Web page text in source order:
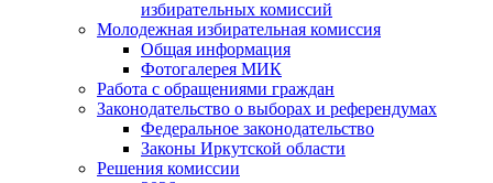
избирательных комиссий
Молодежная избирательная комиссия
Общая информация
Фотогалерея МИК
Работа с обращениями граждан
Законодательство о выборах и референдумах
Федеральное законодательство
Законы Иркутской области
Решения комиссии